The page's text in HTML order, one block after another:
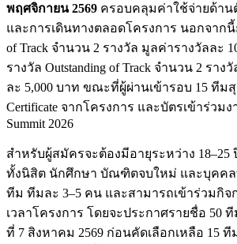
พฤศจิกายน 2569 ครอบคลุมค่าใช้จ่ายด้าน
และการเดินทางตลอดโครงการ นอกจากนี้
of Track จำนวน 2 รางวัล มูลค่ารางวัลละ
รางวัล Outstanding of Track จำนวน 2 ราง
ละ 5,000 บาท ขณะที่ผู้ผ่านเข้ารอบ 15 ทีม
Certificate จากโครงการ และบัตรเข้าร่วมงา
Summit 2026
สำหรับผู้สมัครจะต้องมีอายุระหว่าง
ทั้งนิสิต นักศึกษา บัณฑิตจบใหม่ และบุคคล
ทีม ทีมละ 3–5 คน และสามารถเข้าร่วมกิจ
เวลาโครงการ โดยจะประกาศรายชื่อ 50
ที่ 7 สิงหาคม 2569 ก่อนคัดเลือกเหลือ 15